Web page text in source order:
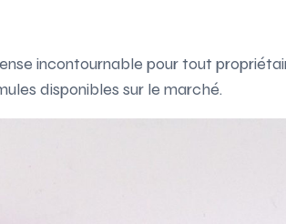
incontournable pour tout
disponibles sur le marché.